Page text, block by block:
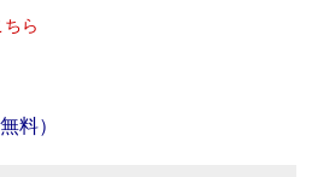
ら
料）